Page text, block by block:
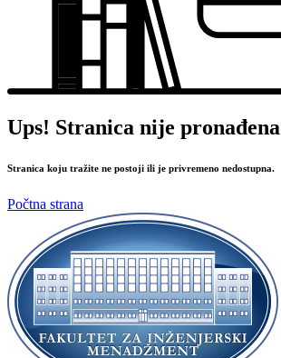
Ups! Stranica nije pronađena
Stranica koju tražite ne postoji ili je privremeno nedostupna.
Počtna strana